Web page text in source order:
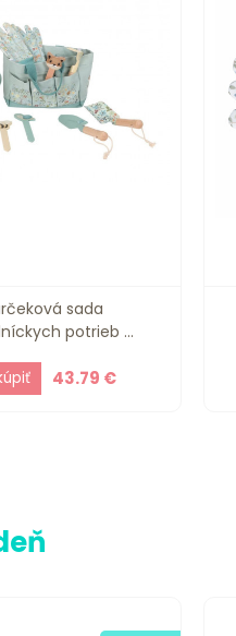
sada
potrieb ...
43.79 €